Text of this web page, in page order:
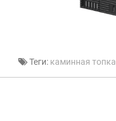
Теги: каминная топка